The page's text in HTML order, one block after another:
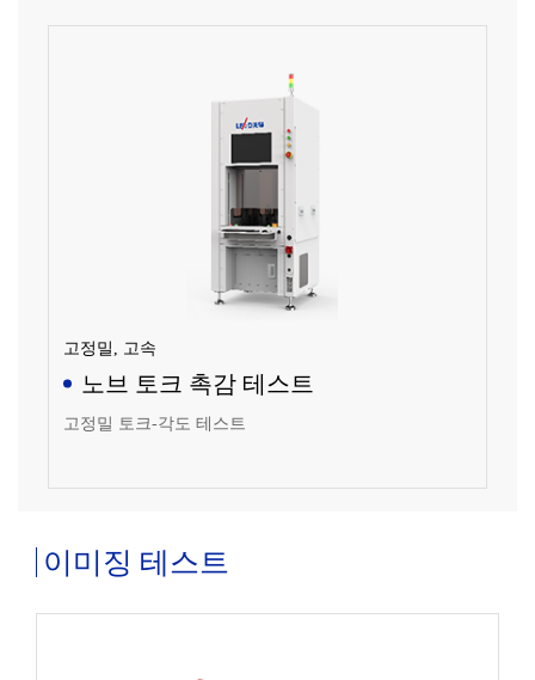
고정밀, 고속
노브 토크 촉감 테스트
고정밀 토크-각도 테스트
이미징 테스트